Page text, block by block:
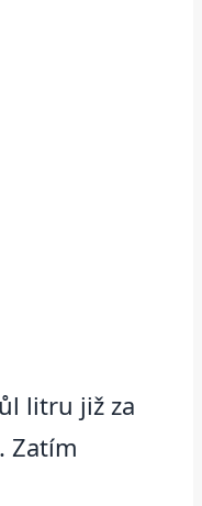
litru již za
Zatím